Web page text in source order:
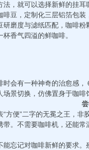
就可以选择新鲜的挂耳
啡豆，定制化三层铝箔包
研磨度与滤纸匹配，咖啡
香气四溢的鲜咖啡。
有一种神奇的治愈感，
场景切换，仿佛置身于咖啡
便”二字的无冕之王，非
带。不需要咖啡机，还能
记对咖啡新鲜的要求。